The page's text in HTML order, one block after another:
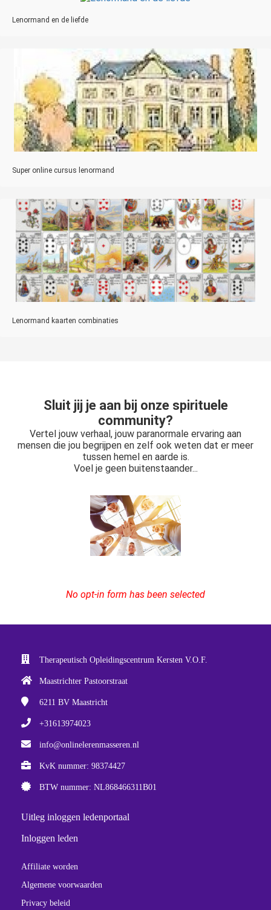
Lenormand en de liefde
Super online cursus lenormand
Lenormand kaarten combinaties
Sluit jij je aan bij onze spirituele
community?
Vertel jouw verhaal, jouw paranormale ervaring aan
mensen die jou begrijpen en zelf ook weten dat er meer
tussen hemel en aarde is.
Voel je geen buitenstaander...
No opt-in form has been selected
Therapeutisch Opleidingscentrum Kersten V.O.F.
Maastrichter Pastoorstraat
6211 BV Maastricht
+31613974023
info@onlinelerenmasseren.nl
KvK nummer: 98374427
BTW nummer: NL868466311B01
Uitleg inloggen ledenportaal
Inloggen leden
Affiliate worden
Algemene voorwaarden
Privacy beleid